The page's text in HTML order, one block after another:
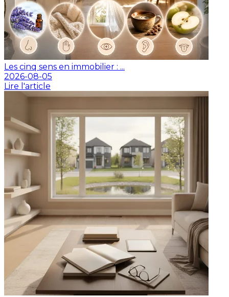
Les cinq sens en immobilier : ...
2026-08-05
Lire l'article